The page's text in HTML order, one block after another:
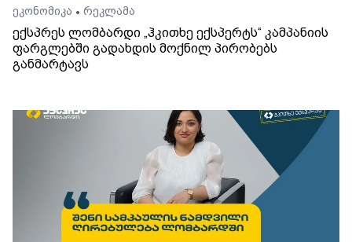
ეკონომიკა • რეკლამა
ექსპრეს ლომბარდი „ჰკითხე ექსპერტს“ კამპანიის
ფარგლებში გადახდის მოქნილ პირობებს
განმარტავს